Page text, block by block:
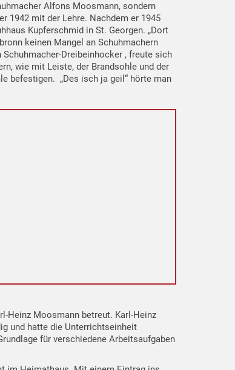
Alfons Moosmann, sondern
1942 mit der Lehre. Nachdem er 1945
Kupferschmid in St. Georgen. „Dort
keinen Mangel an Schuhmachern
Dreibeinhocker , freute sich
wie mit Leiste, der Brandsohle und der
befestigen. „Des isch ja geil“ hörte man
Heinz Moosmann betreut. Karl-Heinz
und hatte die Unterrichtseinheit
für verschiedene Arbeitsaufgaben